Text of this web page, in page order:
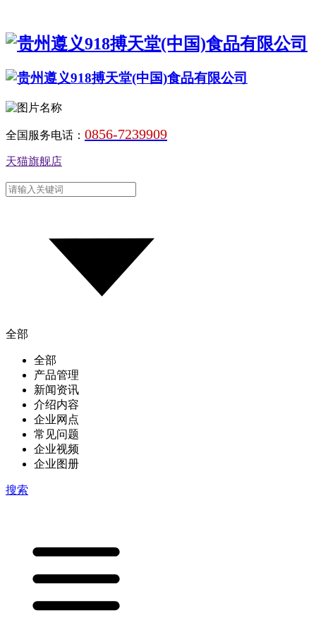
全国服务电话： 0856-7239909
天猫旗舰店
全部
全部
产品管理
新闻资讯
介绍内容
企业网点
常见问题
企业视频
企业图册
搜索